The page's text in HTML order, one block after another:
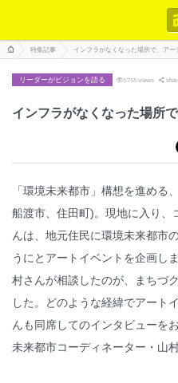
特集記事 インフラがなくなった場所で、アー
リーダーがビジョンを語る 5755views
インフラがなくなった場所
「環境未来都市」構想を進める
船渡市、住田町)。現地に入り、
んは、地元住民に環境未来都市
うにとアートイベントを企画し
村さんが相談したのが、まちづ
した。どのような経緯でアート
んも同席してのインタビュー
未来都市コーディネーター・山